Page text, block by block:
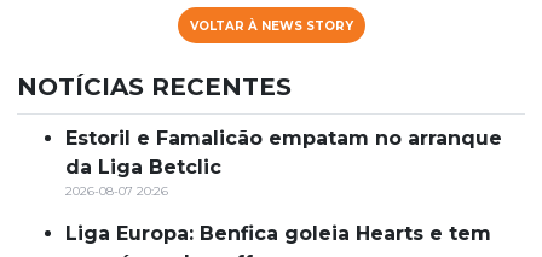
VOLTAR À NEWS STORY
NOTÍCIAS RECENTES
Estoril e Famalicão empatam no arranque
da Liga Betclic
2026-08-07 20:26
Liga Europa: Benfica goleia Hearts e tem